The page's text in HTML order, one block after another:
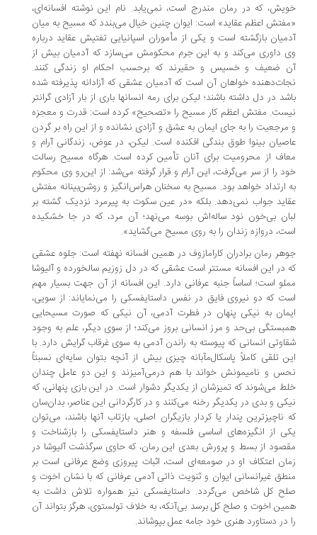
که در رمان مندرج است، نمی‌یابد. نام این نوشته افسانه‌ای،
اعظم عقاید» است: ایوان چنین خیال می‌بندد که مسیح به میان
بازگشته است و یکی از مأموران اسپانیایی تفتیش عقاید درباره
داوری می‌کند و به این جرم محکومش می‌سازد که آدمیان بیش از
ضعیف و خسیس و حقیرند که برحسب احکام او زندگی کنند.
خواهان آن است که آدمیان عشقی که آزادانه پذیرفته شده
در دل داشته باشند؛ لیکن برای رمه انسانها باری از بار آزادی گرانتر
مفتش اعظم کار مسیح را «تصحیح» کرده است: قدرت و معجزه
را به جای ایمان به عشق و آزادی نشانده و از این راه بر گردن
بینوا طوق بندگی افکنده است. لیکن، در عوض، زندگانی آرام و
از محرومیت برای آنان تأمین کرده است. هرگاه مسیح رسالت
را از سر می‌گرفت، این آرام و قرار گرفته می‌شد: از این‌رو وی محکوم
ارتداد خواهد بود. مسیح به سخنان هراس‌انگیز و روشن‌بینانه مفتش
جواب نمی‌دهد. بلکه «در عین سکوت به پیرمرد نزدیک گشته بر
بی‌خون نود ساله‌اش بوسه می‌نهد؛ آن مرد، که در جا خشکیده
دروازه زندان را به روی مسیح می‌گشاید».
رمان برادران کارامازوف در همین افسانه نهفته است:‌ جلوه عشقی
در این افسانه مستتر است عشقی که در دل زوزیم سالخورده و آلیوشا
است؛ اساساً جنبه عرفانی دارد. این افسانه از آن جهت بسیار مهم
که دو نیروی فایق در نفس داستایفسکی را می‌نمایاند: از سویی،
به نیکی پنهان در فطرت آدمی، آن نیکی که صورت مسیحایی
بی‌حد و مرز انسانی بروز می‌کند؛ از سوی دیگر، علم به وجود
انسانی که پیوسته به راندن آدمی به سوی غرقاب گرایش دارد. با
تلقی کاملاً پاسکال‌مآبانه چیزی بیش از آنچه بتوان سایه‌ای نسبتاً
و نامیمونش خواند با هم درمی‌آمیزند و این دو عامل چندان
می‌شوند که تمیزشان از یکدیگر دشوار است. در این بازی پنهانی، که
و بدی در یکدیگر رخنه می‌کنند و در کارگردانی این عناصر، بدان‌سان
ناچیزترین پندار یا کردار بازیگران اصلی، بازتاب آنها باشند، می‌توان
از انگیزه‌های اساسی فلسفه و هنر داستایفسکی را بازشناخت و
از بسط و پرورش بعدی این رمان، که حاوی سرگذشت آلیوشا در
اعتکاف او در صومعه‌ای است، اثبات پیروزی وضع عرفانی است بر
غیرانسانی ایوان و ثنویت ذاتی آدمی عرفانی که با نشان اخوت و
کل شاخص می‌گردد. داستایفسکی نیز همواره تلاش داشت به
اخوت و صلح کل برسد بی‌آنکه، به خلاف تولستوی، هرگز بتواند آن
در دستاورد هنری خود جامه عمل بپوشاند.